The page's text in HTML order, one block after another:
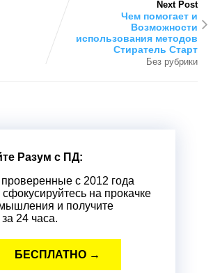
Next Post
Чем помогает и
Возможности
использования методов
Стиратель Старт
Без рубрики
Разум с ПД:
с 2012 года
сфокусируйтесь на прокачке
и получите
за 24 часа.
БЕСПЛАТНО →